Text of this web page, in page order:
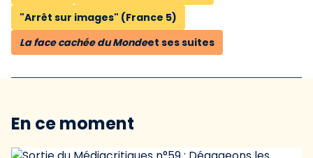
"Arrêt sur images" (France 5)
La face cachée du Mondeet ses suites
En ce moment